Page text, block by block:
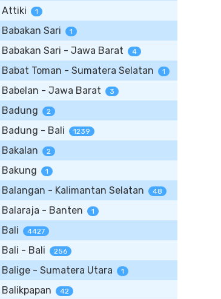
Attiki 1
Babakan Sari 1
Babakan Sari - Jawa Barat 4
Babat Toman - Sumatera Selatan 1
Babelan - Jawa Barat 3
Badung 2
Badung - Bali 1239
Bakalan 2
Bakung 1
Balangan - Kalimantan Selatan 48
Balaraja - Banten 1
Bali 4427
Bali - Bali 256
Balige - Sumatera Utara 1
Balikpapan 42